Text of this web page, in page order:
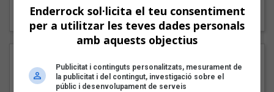
Carmen y María
Enderrock sol·licita el teu consentiment
per a utilitzar les teves dades personals
amb aquests objectius
Publicitat i continguts personalitzats, mesurament de
la publicitat i del contingut, investigació sobre el
públic i desenvolupament de serveis